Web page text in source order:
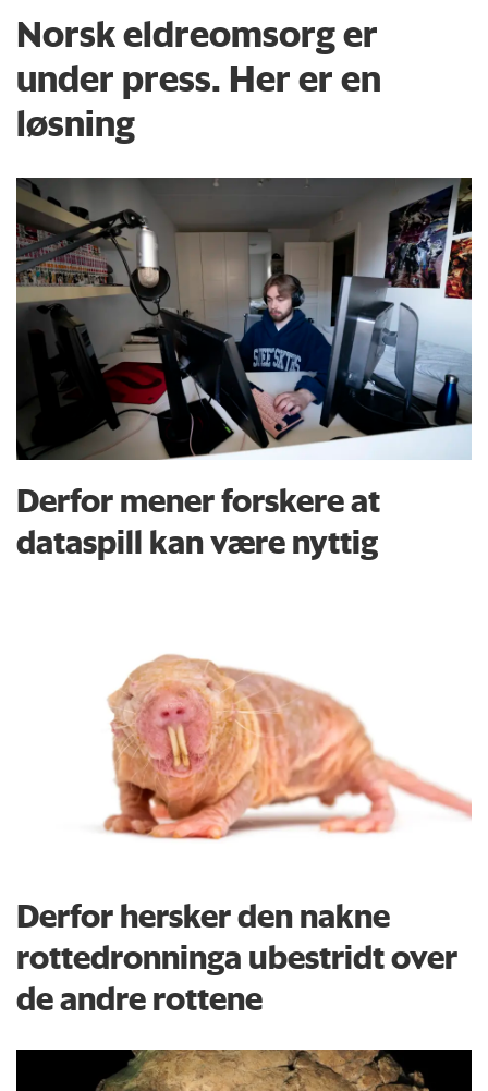
Norsk eldreomsorg er
under press. Her er en
løsning
Derfor mener forskere at
dataspill kan være nyttig
Derfor hersker den nakne
rottedronninga ubestridt over
de andre rottene